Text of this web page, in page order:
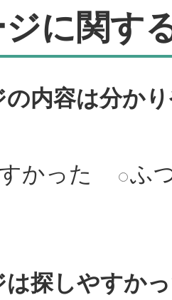
に関す
内容は分か
かった
ふ
探しやすか